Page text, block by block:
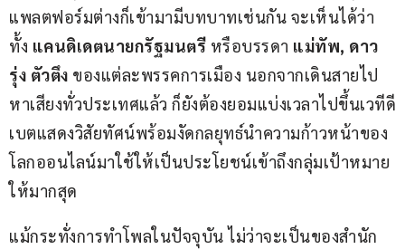
แพลตฟอร์มต่างก็เข้ามามีบทบาทเช่นกัน จะเห็นได้ว่า
ทั้ง แคนดิเดตนายกรัฐมนตรี หรือบรรดา แม่ทัพ, ดาว
รุ่ง ตัวตึง ของแต่ละพรรคการเมือง นอกจากเดินสายไป
หาเสียงทั่วประเทศแล้ว ก็ยังต้องยอมแบ่งเวลาไปขึ้นเวทีดี
เบตแสดงวิสัยทัศน์พร้อมงัดกลยุทธ์นำความก้าวหน้าของ
โลกออนไลน์มาใช้ให้เป็นประโยชน์เข้าถึงกลุ่มเป้าหมาย
ให้มากสุด
แม้กระทั่งการทำโพลในปัจจุบัน ไม่ว่าจะเป็นของสำนัก